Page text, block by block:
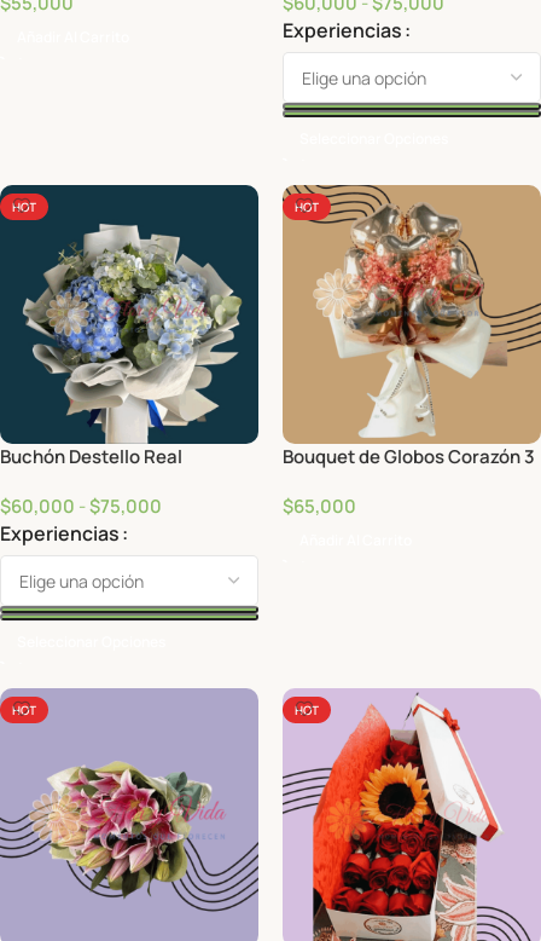
Experiencias
HOT
Buchón Destello Real
$60,000 -$75,000
Experiencias
HOT
Bouquet de Globos Corazón 3
$65,000
HOT HOT